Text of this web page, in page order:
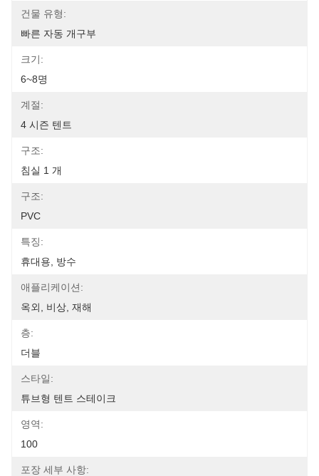
건물 유형:
빠른 자동 개구부
크기:
6~8명
계절:
4 시즌 텐트
구조:
침실 1 개
구조:
PVC
특징:
휴대용, 방수
애플리케이션:
옥외, 비상, 재해
층:
더블
스타일:
튜브형 텐트 스테이크
영역:
100
포장 세부 사항: